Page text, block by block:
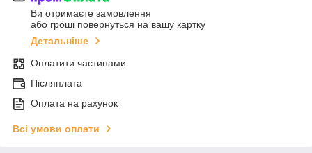
Ви отримаєте замовлення
або гроші повернуться на вашу картку
Детальніше
Оплатити частинами
Післяплата
Оплата на рахунок
Всі умови оплати